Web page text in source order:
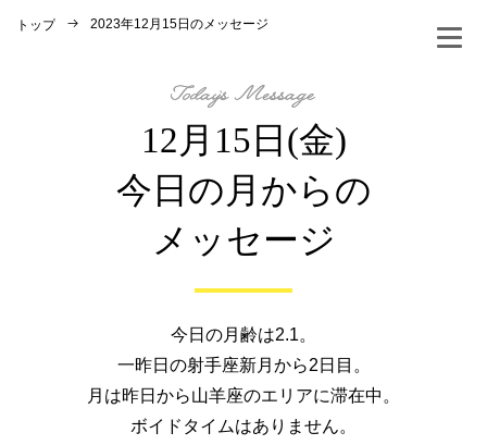
トップ 2023年12月15日のメッセージ
12月15日(金)
今日の月からの
メッセージ
今日の月齢は2.1。
一昨日の射手座新月から2日目。
月は昨日から山羊座のエリアに滞在中。
ボイドタイムはありません。